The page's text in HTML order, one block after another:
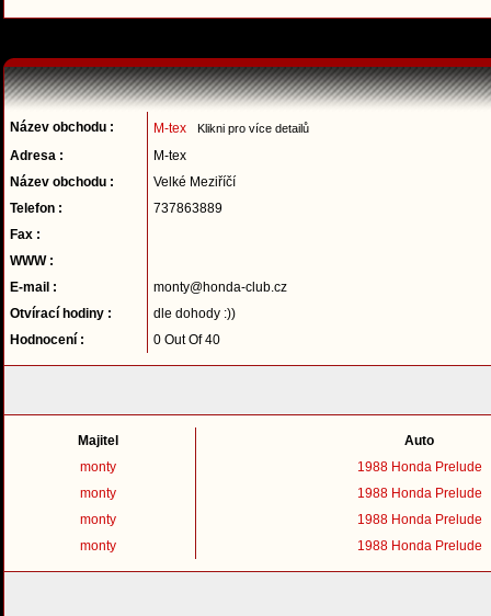
Název obchodu : M-tex Klikni pro více detailů
Adresa :
M-tex
Název obchodu :
Velké Meziříčí
Telefon :
737863889
Fax :
WWW :
E-mail :
monty@honda-club.cz
Otvírací hodiny :
dle dohody :))
Hodnocení :
0 Out Of 40
Majitel
Auto
monty
1988 Honda Prelude
monty
1988 Honda Prelude
monty
1988 Honda Prelude
monty
1988 Honda Prelude